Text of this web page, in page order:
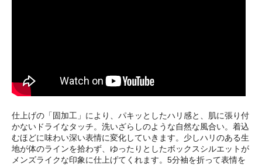
仕上げの「固加工」により、パキッとしたハリ感と、肌に張り付
かないドライなタッチ。洗いざらしのような自然な風合い。着込
むほどに味わい深い表情に変化していきます。少しハリのある生
地が体のラインを拾わず、ゆったりとしたボックスシルエットが
メンズライクな印象に仕上げてくれます。5分袖を折って表情を